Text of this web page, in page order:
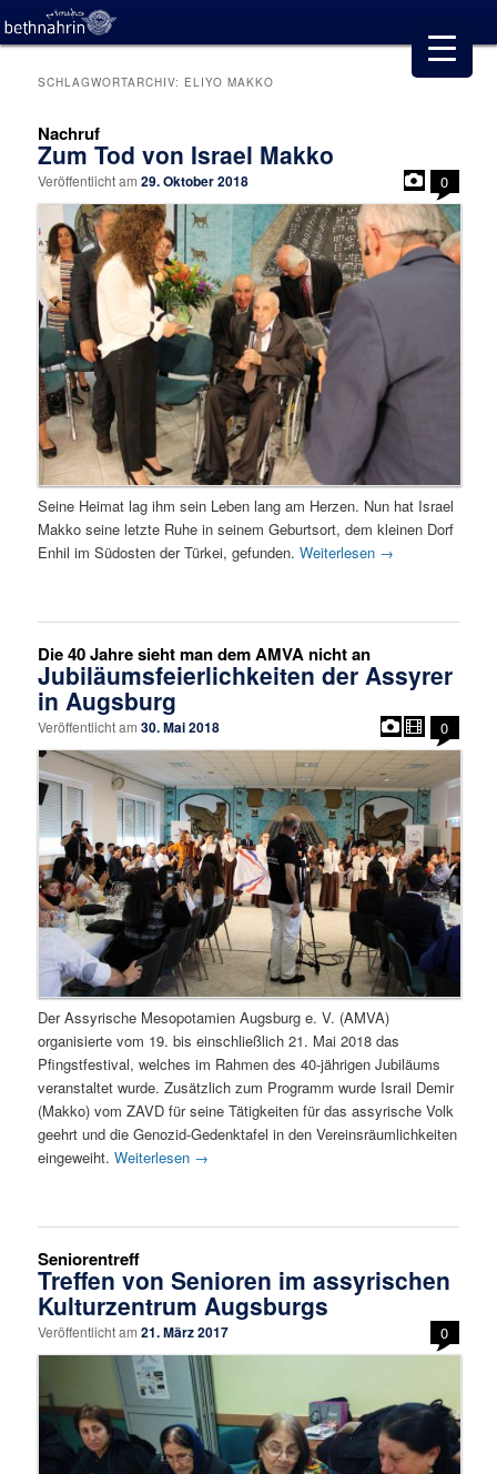
SCHLAGWORTARCHIV: ELIYO MAKKO
Nachruf
Zum Tod von Israel Makko
Veröffentlicht am29. Oktober 2018 0
Seine Heimat lag ihm sein Leben lang am Herzen. Nun hat Israel
Makko seine letzte Ruhe in seinem Geburtsort, dem kleinen Dorf
Enhil im Südosten der Türkei, gefunden.Weiterlesen →
Die 40 Jahre sieht man dem AMVA nicht an
Jubiläumsfeierlichkeiten der Assyrer
in Augsburg
Veröffentlicht am30. Mai 2018 0
Der Assyrische Mesopotamien Augsburg e. V. (AMVA)
organisierte vom 19. bis einschließlich 21. Mai 2018 das
Pfingstfestival, welches im Rahmen des 40-jährigen Jubiläums
veranstaltet wurde. Zusätzlich zum Programm wurde Israil Demir
(Makko) vom ZAVD für seine Tätigkeiten für das assyrische Volk
geehrt und die Genozid-Gedenktafel in den Vereinsräumlichkeiten
eingeweiht.Weiterlesen →
Seniorentreff
Treffen von Senioren im assyrischen
Kulturzentrum Augsburgs
Veröffentlicht am21. März 2017 0